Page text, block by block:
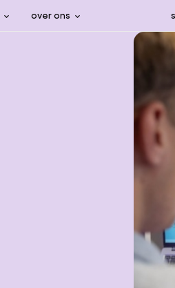
over ons